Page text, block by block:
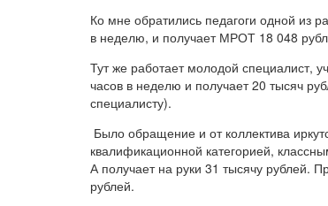
Ко мне обратились педагоги одной из
в неделю, и получает МРОТ 18 048
Тут же работает молодой специалист,
часов в неделю и получает 20 тысяч
специалисту).
Было обращение и от коллектива
квалификационной категорией,
А получает на руки 31 тысячу рублей.
рублей.